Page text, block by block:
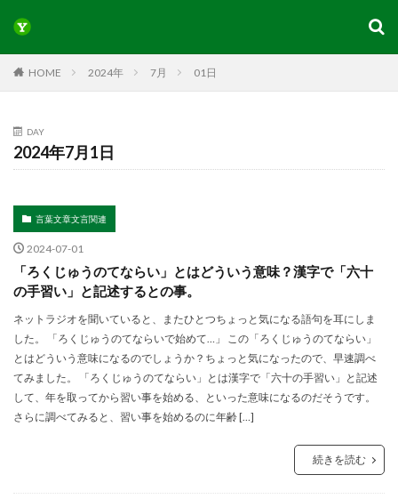
HOME 2024年 7月 01日
DAY
2024年7月1日
言葉文章文言関連
2024-07-01
「ろくじゅうのてならい」とはどういう意味？漢字で「六十
の手習い」と記述するとの事。
ネットラジオを聞いていると、またひとつちょっと気になる語句を耳にしま
した。 「ろくじゅうのてならいで始めて…」 この「ろくじゅうのてならい」
とはどういう意味になるのでしょうか？ちょっと気になったので、早速調べ
てみました。 「ろくじゅうのてならい」とは漢字で「六十の手習い」と記述
して、年を取ってから習い事を始める、といった意味になるのだそうです。
さらに調べてみると、習い事を始めるのに年齢 […]
続きを読む